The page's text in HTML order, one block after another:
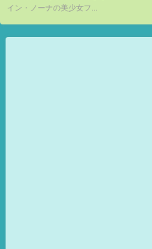
イン・ノーナの美少女フ...